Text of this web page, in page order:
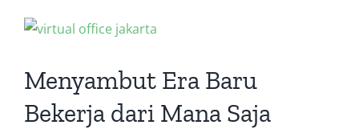
View
Image
Menyambut Era Baru
Bekerja dari Mana Saja